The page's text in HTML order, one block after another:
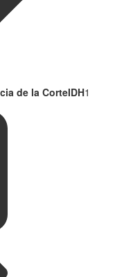
de la CorteIDH1